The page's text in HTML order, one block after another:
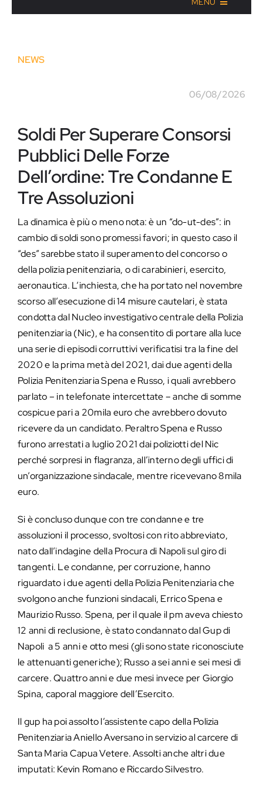
NEWS
06/08/2026
Soldi Per Superare Consorsi
Pubblici Delle Forze
Dell’ordine: Tre Condanne E
Tre Assoluzioni
La dinamica è più o meno nota: è un “do-ut-des”: in
cambio di soldi sono promessi favori; in questo caso il
“des” sarebbe stato il superamento del concorso o
della polizia penitenziaria, o di carabinieri, esercito,
aeronautica. L’inchiesta, che ha portato nel novembre
scorso all’esecuzione di 14 misure cautelari, è stata
condotta dal Nucleo investigativo centrale della Polizia
penitenziaria (Nic), e ha consentito di portare alla luce
una serie di episodi corruttivi verificatisi tra la fine del
2020 e la prima metà del 2021, dai due agenti della
Polizia Penitenziaria Spena e Russo, i quali avrebbero
parlato – in telefonate intercettate – anche di somme
cospicue pari a 20mila euro che avrebbero dovuto
ricevere da un candidato. Peraltro Spena e Russo
furono arrestati a luglio 2021 dai poliziotti del Nic
perché sorpresi in flagranza, all’interno degli uffici di
un’organizzazione sindacale, mentre ricevevano 8mila
euro.
Si è concluso dunque con tre condanne e tre
assoluzioni il processo, svoltosi con rito abbreviato,
nato dall’indagine della Procura di Napoli sul giro di
tangenti. Le condanne, per corruzione, hanno
riguardato i due agenti della Polizia Penitenziaria che
svolgono anche funzioni sindacali, Errico Spena e
Maurizio Russo. Spena, per il quale il pm aveva chiesto
12 anni di reclusione, è stato condannato dal Gup di
Napoli a 5 anni e otto mesi (gli sono state riconosciute
le attenuanti generiche); Russo a sei anni e sei mesi di
carcere. Quattro anni e due mesi invece per Giorgio
Spina, caporal maggiore dell’Esercito.
Il gup ha poi assolto l’assistente capo della Polizia
Penitenziaria Aniello Aversano in servizio al carcere di
Santa Maria Capua Vetere. Assolti anche altri due
imputati: Kevin Romano e Riccardo Silvestro.